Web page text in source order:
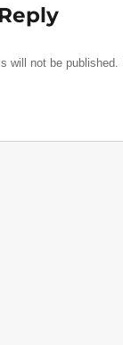
will not be published.